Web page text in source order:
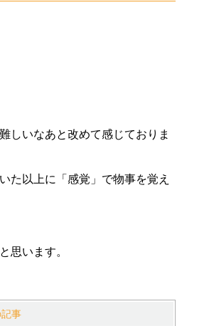
しいなあと改めて感じておりま
た以上に「感覚」で物事を覚え
思います。
事